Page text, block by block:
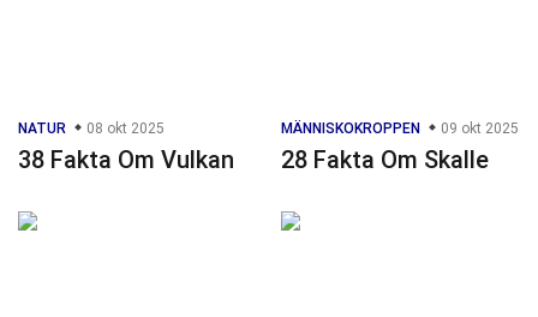
NATUR 08 okt 2025
38 Fakta Om Vulkan
MÄNNISKOKROPPEN 09 okt 2025
28 Fakta Om Skalle